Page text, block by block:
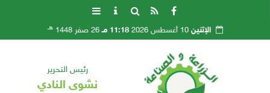
الإثنين10 أغسطس 2026 11:18 مـ 26 صفر 1448 هـ
رئيس التحرير
نشوى النادي